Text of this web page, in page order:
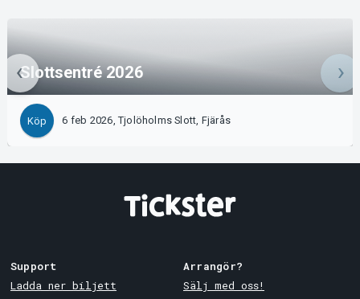
Slottsentré 2026
Köp 6 feb 2026, Tjolöholms Slott, Fjärås
Support
Ladda ner biljett
Arrangör?
Sälj med oss!